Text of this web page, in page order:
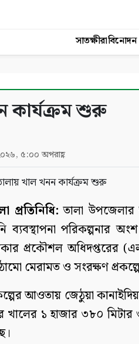
সাতক্ষীরাবিনোদন
কার্যক্রম শুরু
৫:০০ অপরাহ্ণ
প্রতিনিধি: তালা উপজেলার
ব্যবস্থাপনা পরিকল্পনার
প্রকৌশল অধিদপ্তরের
মেরামত ও সংরক্ষণ
আওতায় জেঠুয়া
খালের ১ হাজার ৩৮০